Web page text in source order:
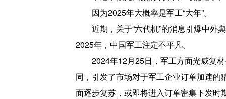
因为2025年大概率是军工“大年”。
近期，关于“六代机”的消息引爆中外
2025年，中国军工注定不平凡。
2024年12月25日，军工方面光威复材
同，引发了市场对于军工企业订单加速
面逐步复苏，或即将进入订单密集下发时